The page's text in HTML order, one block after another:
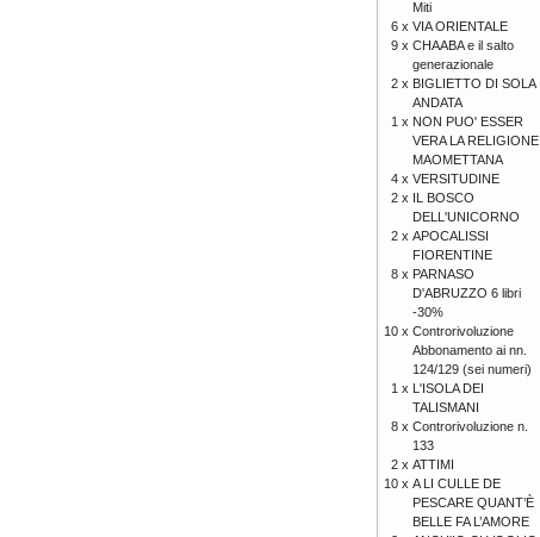
Miti
6 x VIA ORIENTALE
9 x CHAABA e il salto
generazionale
2 x BIGLIETTO DI SOLA
ANDATA
1 x NON PUO' ESSER
VERA LA RELIGIONE
MAOMETTANA
4 x VERSITUDINE
2 x IL BOSCO
DELL'UNICORNO
2 x APOCALISSI
FIORENTINE
8 x PARNASO
D'ABRUZZO 6 libri
-30%
10 x Controrivoluzione
Abbonamento ai nn.
124/129 (sei numeri)
1 x L'ISOLA DEI
TALISMANI
8 x Controrivoluzione n.
133
2 x ATTIMI
10 x A LI CULLE DE
PESCARE QUANT’È
BELLE FA L’AMORE